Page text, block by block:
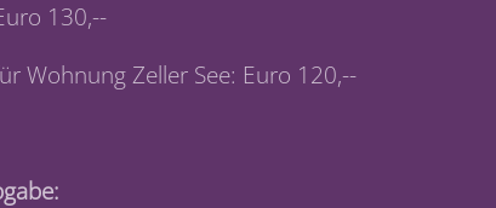
130,--
Wohnung Zeller See: Euro 120,--